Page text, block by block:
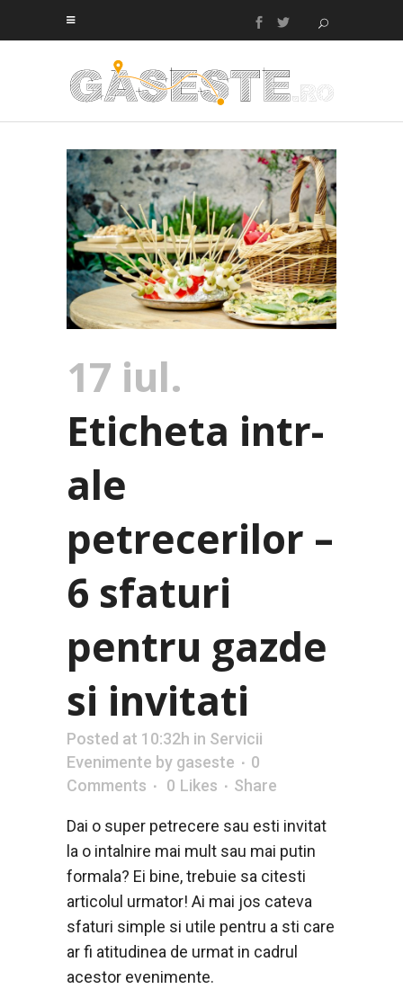
17 iul.
Eticheta intr-
ale
petrecerilor –
6 sfaturi
pentru gazde
si invitati
Posted at 10:32h in Servicii
Evenimente by gaseste
0
Comments
0 Likes Share
Dai o super petrecere sau esti invitat
la o intalnire mai mult sau mai putin
formala? Ei bine, trebuie sa citesti
articolul urmator! Ai mai jos cateva
sfaturi simple si utile pentru a sti care
ar fi atitudinea de urmat in cadrul
acestor evenimente.